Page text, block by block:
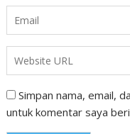
Simpan nama, email,
untuk komentar saya